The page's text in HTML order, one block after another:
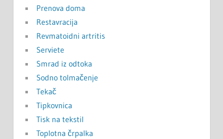
Prenova doma
Restavracija
Revmatoidni artritis
Serviete
Smrad iz odtoka
Sodno tolmačenje
Tekač
Tipkovnica
Tisk na tekstil
Toplotna črpalka